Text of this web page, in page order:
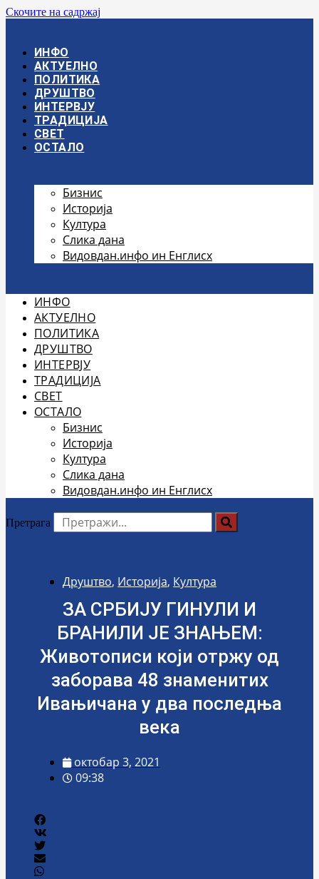
Скочите на садржај
ИНФО
АКТУЕЛНО
ПОЛИТИКА
ДРУШТВО
ИНТЕРВЈУ
ТРАДИЦИЈА
СВЕТ
ОСТАЛО
Бизнис
Историја
Култура
Слика дана
Видовдан.инфо ин Енглисх
ИНФО
АКТУЕЛНО
ПОЛИТИКА
ДРУШТВО
ИНТЕРВЈУ
ТРАДИЦИЈА
СВЕТ
ОСТАЛО
Бизнис
Историја
Култура
Слика дана
Видовдан.инфо ин Енглисх
Претрага
Друштво, Историја, Култура
ЗА СРБИЈУ ГИНУЛИ И
БРАНИЛИ ЈЕ ЗНАЊЕМ:
Животописи који отржу од
заборава 48 знаменитих
Ивањичана у два последња
века
октобар 3, 2021
09:38